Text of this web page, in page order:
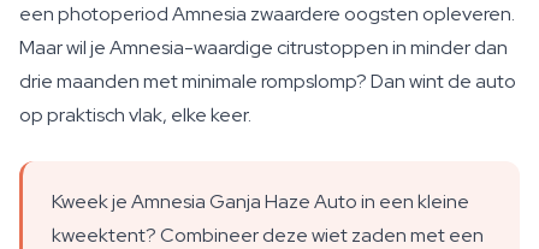
een photoperiod Amnesia zwaardere oogsten opleveren.
Maar wil je Amnesia-waardige citrustoppen in minder dan
drie maanden met minimale rompslomp? Dan wint de auto
op praktisch vlak, elke keer.
Kweek je Amnesia Ganja Haze Auto in een kleine
kweektent? Combineer deze wiet zaden met een